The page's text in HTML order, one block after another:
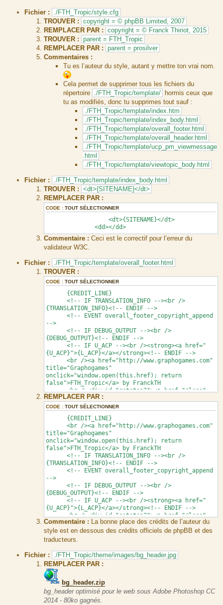
Fichier :
./FTH_Tropic/style.cfg
TROUVER : copyright = © phpBB Limited, 2007
REMPLACER PAR : copyright = © Franck Thiriot, 2015
TROUVER : parent = FTH_Tropic
REMPLACER PAR : parent = prosilver
Commentaires :
Tu es l’auteur du style, autant y mettre ton vrai nom.
Cela permet de supprimer tous les fichiers du
répertoire ./FTH_Tropic/template/
hormis ceux que
tu as modifiés, donc tu supprimes tout sauf :
./FTH_Tropic/template/index.htm
./FTH_Tropic/template/index_body.html
./FTH_Tropic/template/overall_footer.html
./FTH_Tropic/template/overall_header.html
./FTH_Tropic/template/ucp_pm_viewmessage
.html
./FTH_Tropic/template/viewtopic_body.html
Fichier :
./FTH_Tropic/template/index_body.html
TROUVER : <dt>{SITENAME}</dt>
REMPLACER PAR :
CODE : TOUT SÉLECTIONNER
<dt>{SITENAME}</dt>
<dd></dd>
Commentaire : Ceci est le correctif pour l’erreur du
validateur W3C.
Fichier :
./FTH_Tropic/template/overall_footer.html
TROUVER :
CODE : TOUT SÉLECTIONNER
{CREDIT_LINE}
<!-- IF TRANSLATION_INFO --><br />
{TRANSLATION_INFO}<!-- ENDIF -->
<!-- EVENT overall_footer_copyright_append
-->
<!-- IF DEBUG_OUTPUT --><br />
{DEBUG_OUTPUT}<!-- ENDIF -->
<!-- IF U_ACP --><br /><strong><a href="
{U_ACP}">{L_ACP}</a></strong><!-- ENDIF -->
<br /><a href="http://www.graphogames.com"
title="Graphogames"
onclick="window.open(this.href); return
false">FTH_Tropic</a> by FranckTH
<br /><div id="gototop2"><a href="#logo"
class="gototop" title="{L_BACK_TO_TOP}"></a>
</div>
<div class="logofth"></div>
</div>
REMPLACER PAR :
CODE : TOUT SÉLECTIONNER
{CREDIT_LINE}
<br /><a href="http://www.graphogames.com"
title="Graphogames"
onclick="window.open(this.href); return
false">FTH_Tropic</a> by FranckTH
<!-- IF TRANSLATION_INFO --><br />
{TRANSLATION_INFO}<!-- ENDIF -->
<!-- EVENT overall_footer_copyright_append
-->
<!-- IF DEBUG_OUTPUT --><br />
{DEBUG_OUTPUT}<!-- ENDIF -->
<!-- IF U_ACP --><br /><strong><a href="
{U_ACP}">{L_ACP}</a></strong><!-- ENDIF -->
<br /><div id="gototop2"><a href="#logo"
class="gototop" title="{L_BACK_TO_TOP}"></a>
</div>
<div class="logofth"></div>
Commentaire : La bonne place des crédits de l’auteur du
style est en dessous des crédits officiels de phpBB et des
traducteurs.
Fichier :
./FTH_Tropic/theme/images/bg_header.jpg
REMPLACER PAR :
bg_header.zip
bg_header optimisé pour le web sous Adobe Photoshop CC
2014 - 80ko gagnés.